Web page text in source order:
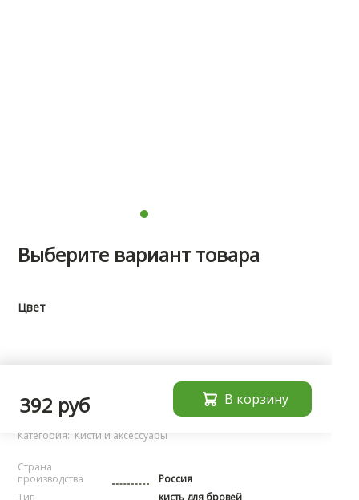
Выберите вариант товара
Цвет
Бренд:
noName
Категория: Кисти и аксессуары
Страна
производства
Россия
Тип
кисть для бровей
392 руб В корзину